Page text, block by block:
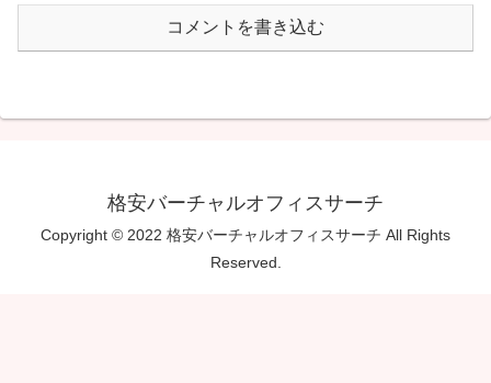
コメントを書き込む
格安バーチャルオフィスサーチ
Copyright © 2022 格安バーチャルオフィスサーチ All Rights
Reserved.